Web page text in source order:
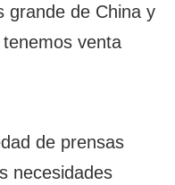
grande de China y
venta
de prensas
necesidades